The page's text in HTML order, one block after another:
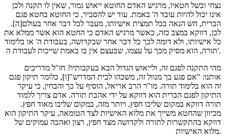
נצחי ובשל חטאיו, מרגיש האדם החוטא ייאוש גמור, שאין לו תקנה ולכן
אינו יכול להיות עובד ה' באמת. עוד יש להסביר, כי החוטא בחטא פגם
הברית, חש הנאה בכל תמצית אישיותו, מעבר לכל דבר אחר בעולם[ה].
לכן, דווקא במצב כזה, כאשר מרגיש האדם כי החטא הוא אשר ממלא את
כל אישיותו, ולא דומה לכך כל דבר אחר שבקדושה, בעבודת ה' או בלימוד
תורה, הוא מסיק מכך על עצמו, שבעצם אין בו באמת שייכות לעבודת ה'.
מהי התקנה לפגם זה, ולייאוש הגדול הבא בעקבותיו? חז"ל מדריכים
אותנו: "אם פגע בך מנוול זה, משכהו לבית המדרש"[ו], כלומר תיקון פגם
זה הוא בלימוד תורה. מו"ר הרב אריאל, הוסיף על כך והבחין, כי עיקר
התיקון לפגם הברית הוא דווקא על ידי אהבת תורה. אדם צריך ללמוד
תורה דווקא במקום שליבו חפץ, ויותר מזה, במקום שליבו מאוד חפץ.
מכיוון שהחטא משייך את מלוא האישיות לצד הטומאה, עיקר התיקון הוא
דווקא בהתקשרות לתורה ולקדושה מצד חפץ, רצון ואהבה עמוקים של
מלוא האישיות.